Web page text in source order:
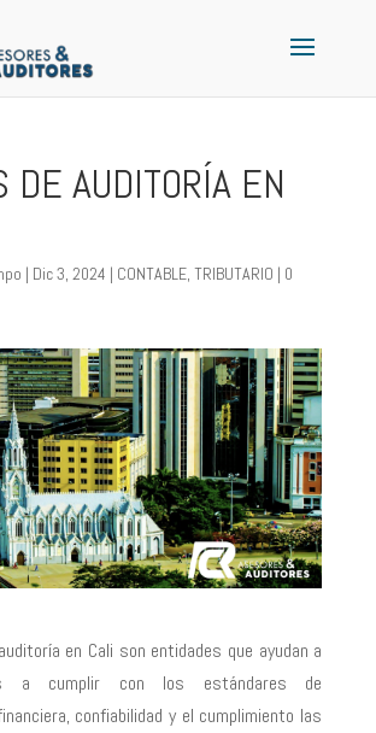
DE AUDITORÍA EN
| Dic 3, 2024 | CONTABLE, TRIBUTARIO | 0
en Cali son entidades que ayudan a
a cumplir con los estándares de
confiabilidad y el cumplimiento las